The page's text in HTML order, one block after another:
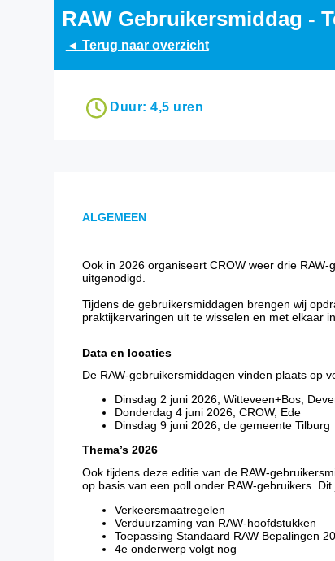
RAW Gebruikersmiddag -
◄ Terug naar overzicht
Duur: 4,5 uren
ALGEMEEN
Ook in 2026 organiseert CROW weer drie
uitgenodigd.
Tijdens de gebruikersmiddagen brengen wij
praktijkervaringen uit te wisselen en met elkaar
Data en locaties
De RAW-gebruikersmiddagen vinden plaats op
Dinsdag 2 juni 2026, Witteveen+Bos,
Donderdag 4 juni 2026, CROW, Ede
Dinsdag 9 juni 2026, de gemeente Tilburg
Thema’s 2026
Ook tijdens deze editie van de RAW-
op basis van een poll onder RAW-gebruikers.
Verkeersmaatregelen
Verduurzaming van RAW-hoofdstukken
Toepassing Standaard RAW Bepalingen
4e onderwerp volgt nog